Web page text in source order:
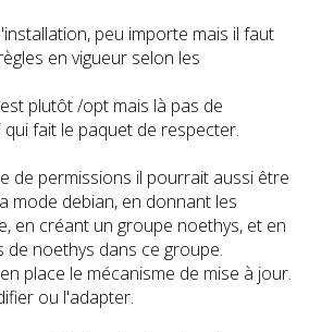
peu importe mais il faut
en vigueur selon les
plutôt /opt mais là pas de
fait le paquet de respecter.
de permissions il pourrait aussi être
mode debian, en donnant les
en créant un groupe noethys, et en
de noethys dans ce groupe.
place le mécanisme de mise à jour.
ou l'adapter.